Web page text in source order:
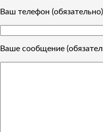
Ваш телефон (обязательно)
Ваше сообщение